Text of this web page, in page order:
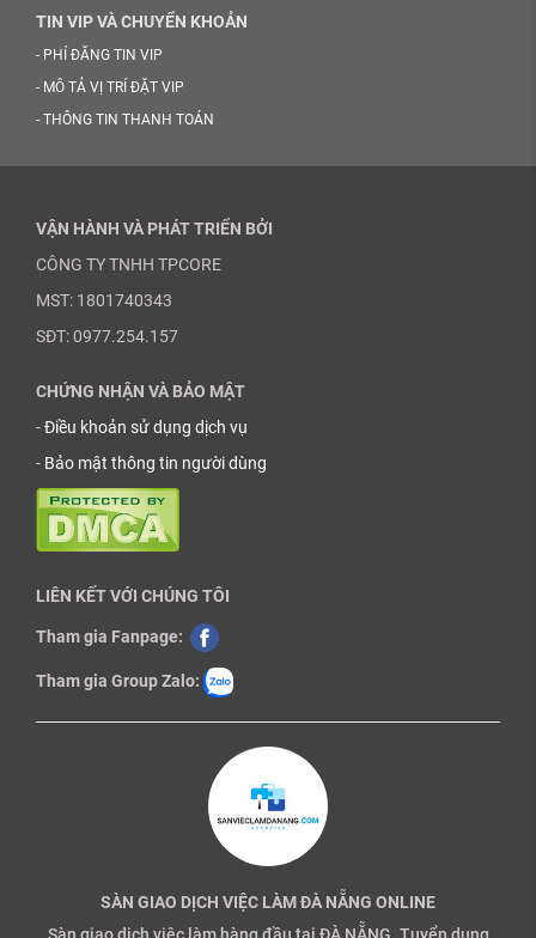
TIN VIP VÀ CHUYỂN KHOẢN
- PHÍ ĐĂNG TIN VIP
- MÔ TẢ VỊ TRÍ ĐẶT VIP
- THÔNG TIN THANH TOÁN
VẬN HÀNH VÀ PHÁT TRIỂN BỞI
CÔNG TY TNHH TPCORE
MST: 1801740343
SĐT: 0977.254.157
CHỨNG NHẬN VÀ BẢO MẬT
-Điều khoản sử dụng dịch vụ
- Bảo mật thông tin người dùng
LIÊN KẾT VỚI CHÚNG TÔI
Tham gia Fanpage:
Tham gia Group Zalo:
SÀN GIAO DỊCH VIỆC LÀM ĐÀ NẴNG ONLINE